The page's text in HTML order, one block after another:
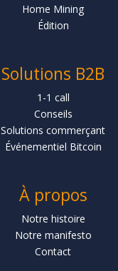
Home Mining
Édition
Solutions B2B
1-1 call
Conseils
Solutions commerçant
Événementiel Bitcoin
À propos
Notre histoire
Notre manifesto
Contact